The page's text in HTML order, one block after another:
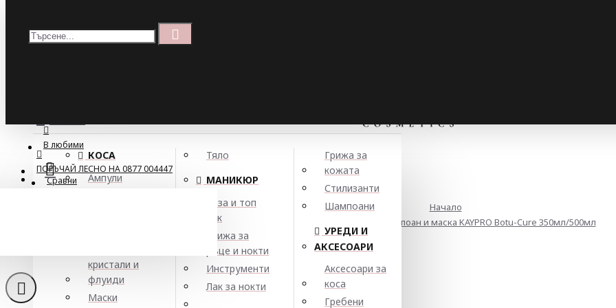
Кошница
В любими
Сравни
КОСА
Ампули
кристали и
флуиди
Маски
Тяло
МАНИКЮР
База и топ
лак
Грижа за
ръце и нокти
Инструменти
Лак за нокти
Грижа за
кожата
Стилизанти
Шампоани
УРЕДИ И
АКСЕСОАРИ
Аксесоари за
коса
Гребени
ПОРЪЧАЙ ЛЕСНО НА 0877 004447
Начало
Ботокс комплект шампоан и маска KAYPRO Botu-Cure 350мл/500мл